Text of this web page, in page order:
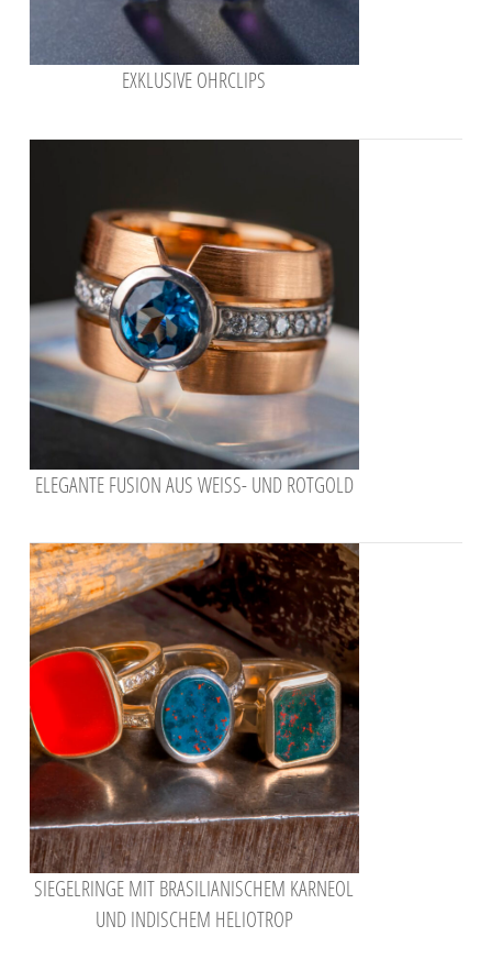
EXKLUSIVE OHRCLIPS
ELEGANTE FUSION AUS WEISS- UND ROTGOLD
SIEGELRINGE MIT BRASILIANISCHEM KARNEOL
UND INDISCHEM HELIOTROP